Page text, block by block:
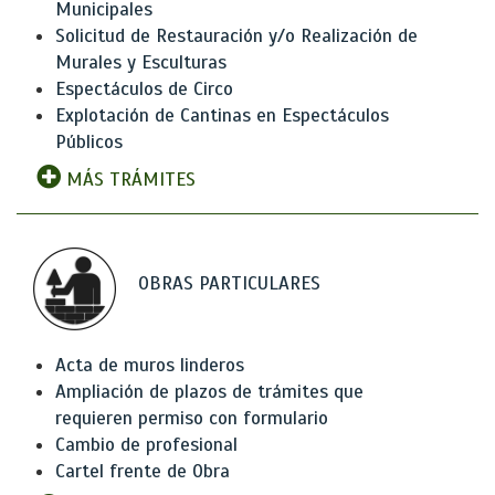
Municipales
Solicitud de Restauración y/o Realización de
Murales y Esculturas
Espectáculos de Circo
Explotación de Cantinas en Espectáculos
Públicos
MÁS TRÁMITES
OBRAS PARTICULARES
Acta de muros linderos
Ampliación de plazos de trámites que
requieren permiso con formulario
Cambio de profesional
Cartel frente de Obra